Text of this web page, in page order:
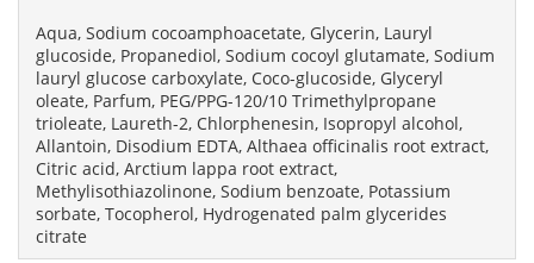
Aqua, Sodium cocoamphoacetate, Glycerin, Lauryl
glucoside, Propanediol, Sodium cocoyl glutamate, Sodium
lauryl glucose carboxylate, Coco-glucoside, Glyceryl
oleate, Parfum, PEG/PPG-120/10 Trimethylpropane
trioleate, Laureth-2, Chlorphenesin, Isopropyl alcohol,
Allantoin, Disodium EDTA, Althaea officinalis root extract,
Citric acid, Arctium lappa root extract,
Methylisothiazolinone, Sodium benzoate, Potassium
sorbate, Tocopherol, Hydrogenated palm glycerides
citrate